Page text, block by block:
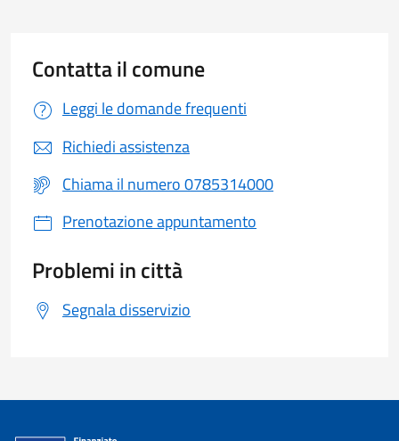
Contatta il comune
Leggi le domande frequenti
Richiedi assistenza
Chiama il numero 0785314000
Prenotazione appuntamento
Problemi in città
Segnala disservizio